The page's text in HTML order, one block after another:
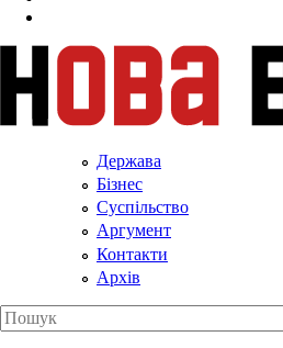
Держава
Бізнес
Суспільство
Аргумент
Контакти
Архів